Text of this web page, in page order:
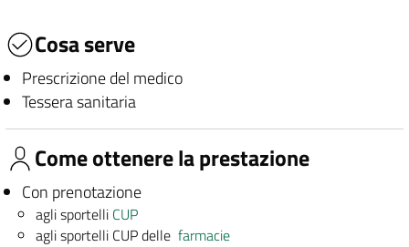
Cosa serve
Prescrizione del medico
Tessera sanitaria
Come ottenere la prestazione
Con prenotazione
agli sportelli CUP
agli sportelli CUP dellefarmacie